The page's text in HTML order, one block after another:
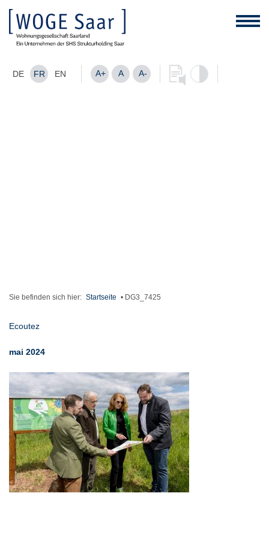
DE FR EN A+ A A-
Sie befinden sich hier: Startseite • DG3_7425
Ecoutez
mai 2024